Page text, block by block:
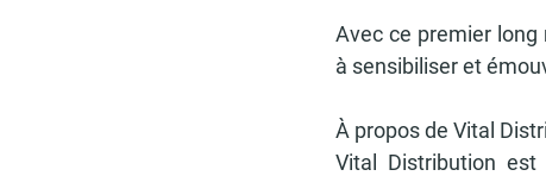
Avec ce premier
à sensibiliser et
À propos de Vital
Vital Distribution